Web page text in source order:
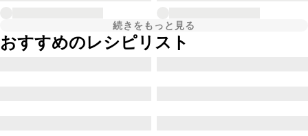
続きをもっと見る
おすすめのレシピリスト